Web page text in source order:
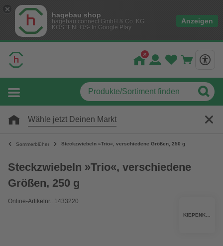
hagebau shop
hagebau connect GmbH & Co. KG
KOSTENLOS- In Google Play
Anzeigen
Wähle jetzt Deinen Markt
Sommerblüher Steckzwiebeln »Trio«, verschiedene Größen, 250 g
Steckzwiebeln »Trio«, verschiedene
Größen, 250 g
Online-Artikelnr.: 1433220